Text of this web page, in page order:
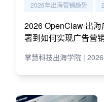
2026年出海营销趋势
2026 OpenClaw 出
署到如何实现广告营
掌慧科技出海学院 |